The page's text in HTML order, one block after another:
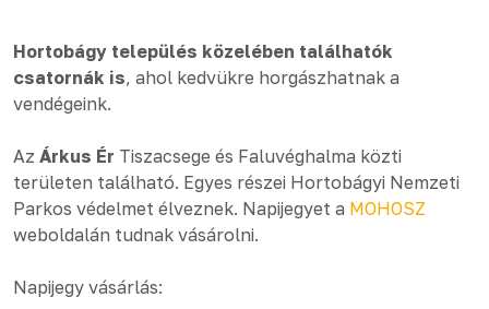
Hortobágy település közelében találhatók
csatornák is, ahol kedvükre horgászhatnak a
vendégeink.
Az Árkus Ér Tiszacsege és Faluvéghalma közti
területen található. Egyes részei Hortobágyi Nemzeti
Parkos védelmet élveznek. Napijegyet a MOHOSZ
weboldalán tudnak vásárolni.
Napijegy vásárlás: